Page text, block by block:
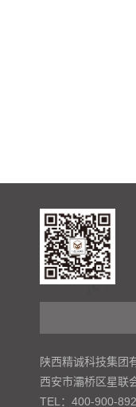
陕西精诚科技集团
西安市灞桥区星联
TEL：400-900-